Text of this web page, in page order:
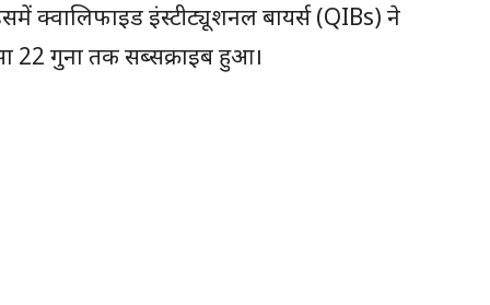
क्वालिफाइड इंस्टीट्यूशनल बायर्स (QIBs) ने
22 गुना तक सब्सक्राइब हुआ।